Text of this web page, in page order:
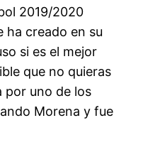
2019/2020
ha creado en su
si es el mejor
que no quieras
por uno de los
Morena y fue